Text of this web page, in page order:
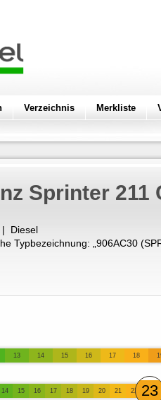
Verzeichnis Merkliste
Sprinter 211
| Diesel
Typbezeichnung: „ 906AC30
13 14 15 16 17 18
14 15 16 17 18 19 20 21 22 23